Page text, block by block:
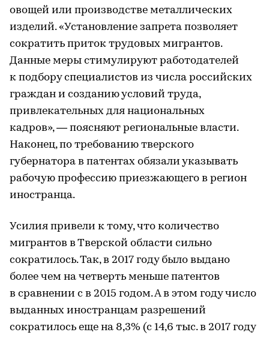
овощей или производстве металлических
изделий. «Установление запрета позволяет
сократить приток трудовых мигрантов.
Данные меры стимулируют работодателей
к подбору специалистов из числа российских
граждан и созданию условий труда,
привлекательных для национальных
кадров», — поясняют региональные власти.
Наконец, по требованию тверского
губернатора в патентах обязали указывать
рабочую профессию приезжающего в регион
иностранца.
Усилия привели к тому, что количество
мигрантов в Тверской области сильно
сократилось. Так, в 2017 году было выдано
более чем на четверть меньше патентов
в сравнении с в 2015 годом. А в этом году число
выданных иностранцам разрешений
сократилось еще на 8,3% (с 14,6 тыс. в 2017 году